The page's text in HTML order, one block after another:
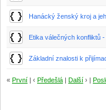
Hanácký ženský kroj a
Etika válečných konfliktů
Základní znalosti k
« První | ‹ Předešlá Další › |